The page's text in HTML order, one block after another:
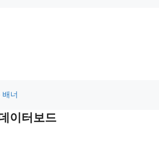
이터보드